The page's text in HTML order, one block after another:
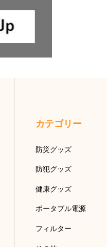
カテゴリー
防災グッズ
防犯グッズ
健康グッズ
ポータブル電源
フィルター